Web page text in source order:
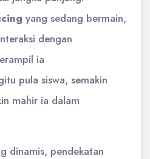
yang sedang bermain,
dengan
ia
pula siswa, semakin
mahir ia dalam
dinamis, pendekatan